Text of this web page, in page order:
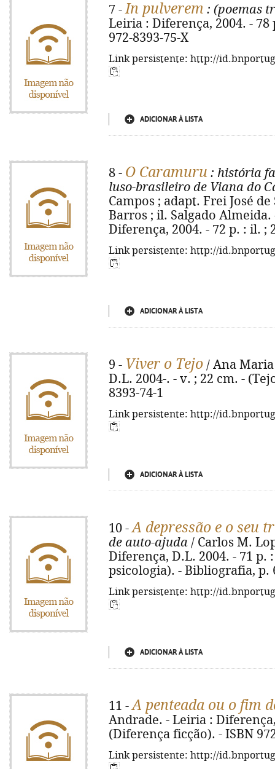
7 -In pulverem : (poemas
Leiria : Diferença, 2004. - 78
972-8393-75-X
Link persistente: http://
ADICIONAR À LISTA
8 - O Caramuru : história
luso-brasileiro de Viana do
Campos ; adapt. Frei José
Barros ; il. Salgado
Diferença, 2004. - 72 p. : il. ;
Link persistente: http://
ADICIONAR À LISTA
9 - Viver o Tejo / Ana
D.L. 2004-. - v. ; 22 cm. -
8393-74-1
Link persistente: http://
ADICIONAR À LISTA
10 -A depressão e o seu
de auto-ajuda / Carlos M.
Diferença, D.L. 2004. - 71 p.
psicologia). - Bibliografia, p.
Link persistente: http://
ADICIONAR À LISTA
11 -A penteada ou o fim
Andrade. - Leiria :
(Diferença ficção). - ISBN
Link persistente: http://